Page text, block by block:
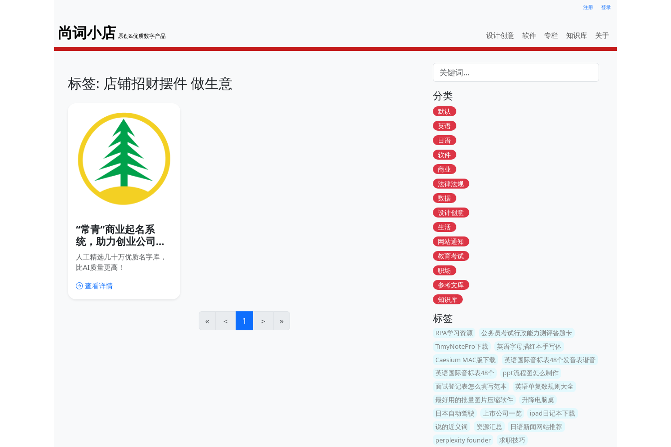
注册 登录
尚词小店 原创&优质数字产品 设计创意 软件 专栏 知识库 关于
标签: 店铺招财摆件 做生意
“常青”商业起名系
统，助力创业公司、
开店、商标起名
人工精选几十万优质名字库，
比AI质量更高！
查看详情
« ＜ 1 ＞ »
分类
默认
英语
日语
软件
商业
法律法规
数据
设计创意
生活
网站通知
教育考试
职场
参考文库
知识库
标签
RPA学习资源
公务员考试行政能力测评答题卡
TimyNotePro下载
英语字母描红本手写体
Caesium MAC版下载
英语国际音标表48个发音表谐音
英语国际音标表48个
ppt流程图怎么制作
面试登记表怎么填写范本
英语单复数规则大全
最好用的批量图片压缩软件
升降电脑桌
日本自动驾驶
上市公司一览
ipad日记本下载
说的近义词
资源汇总
日语新闻网站推荐
perplexity founder
求职技巧